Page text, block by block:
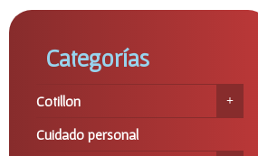
Categorías
Cotillon
Cuidado personal